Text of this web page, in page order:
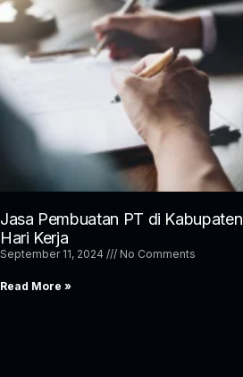
Jasa Pembuatan PT di
Hari Kerja
September 11, 2024 No Comments
Read More »